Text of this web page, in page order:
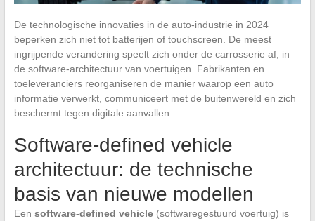
De technologische innovaties in de auto-industrie in 2024
beperken zich niet tot batterijen of touchscreen. De meest
ingrijpende verandering speelt zich onder de carrosserie af, in
de software-architectuur van voertuigen. Fabrikanten en
toeleveranciers reorganiseren de manier waarop een auto
informatie verwerkt, communiceert met de buitenwereld en zich
beschermt tegen digitale aanvallen.
Software-defined vehicle
architectuur: de technische
basis van nieuwe modellen
Een software-defined vehicle(softwaregestuurd voertuig) is